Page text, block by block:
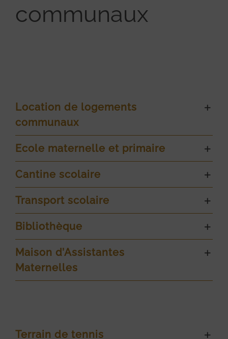
communaux
Location de logements
communaux
Ecole maternelle et primaire
Cantine scolaire
Transport scolaire
Bibliothèque
Maison d’Assistantes
Maternelles
Terrain de tennis